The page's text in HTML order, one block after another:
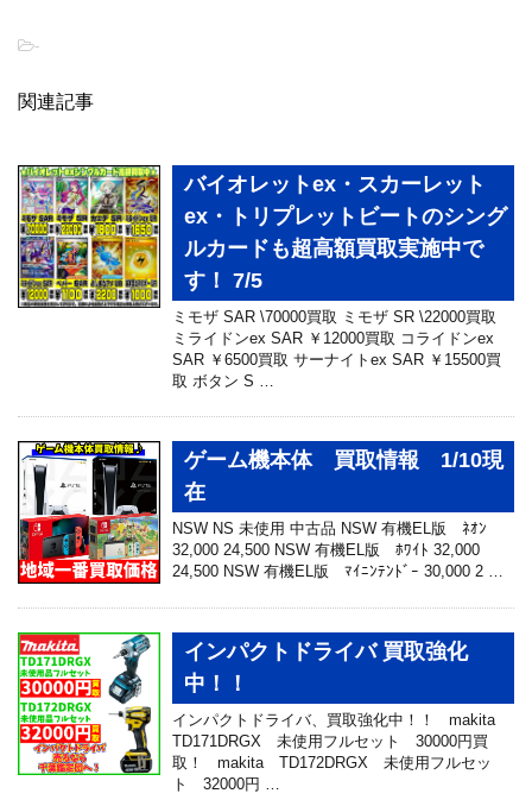
-
関連記事
バイオレットex・スカーレット
ex・トリプレットビートのシング
ルカードも超高額買取実施中で
す！ 7/5
ミモザ SAR \70000買取 ミモザ SR \22000買取
ミライドンex SAR ￥12000買取 コライドンex
SAR ￥6500買取 サーナイトex SAR ￥15500買
取 ボタン S …
ゲーム機本体 買取情報 1/10現
在
NSW NS 未使用 中古品 NSW 有機EL版 ﾈｵﾝ
32,000 24,500 NSW 有機EL版 ﾎﾜｲﾄ 32,000
24,500 NSW 有機EL版 ﾏｲﾆﾝﾃﾝﾄﾞｰ 30,000 2 …
インパクトドライバ 買取強化
中！！
インパクトドライバ、買取強化中！！ makita
TD171DRGX 未使用フルセット 30000円買
取！ makita TD172DRGX 未使用フルセッ
ト 32000円 …